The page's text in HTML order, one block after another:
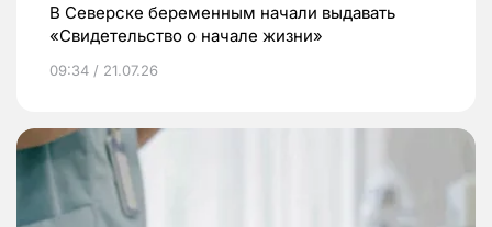
В Северске беременным начали выдавать
«Свидетельство о начале жизни»
09:34 / 21.07.26